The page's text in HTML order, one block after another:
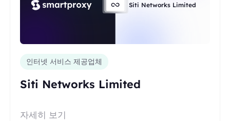
Siti Networks Limited
인터넷 서비스 제공업체
Siti Networks Limited
자세히 보기